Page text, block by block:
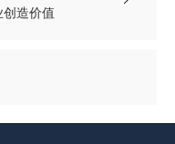
创造价值